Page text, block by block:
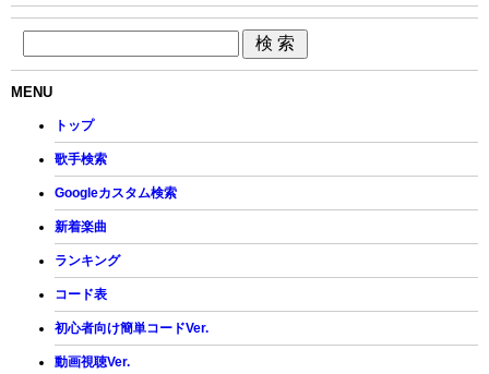
MENU
トップ
歌手検索
Googleカスタム検索
新着楽曲
ランキング
コード表
初心者向け簡単コードVer.
動画視聴Ver.